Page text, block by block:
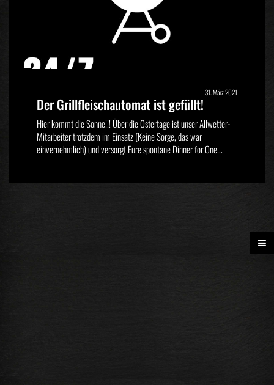
31. März 2021
Der Grillfleischautomat ist gefüllt!
Hier kommt die Sonne!!! Über die Ostertage ist unser Allwetter-
Mitarbeiter trotzdem im Einsatz (Keine Sorge, das war
einvernehmlich) und versorgt Eure spontane Dinner for One...